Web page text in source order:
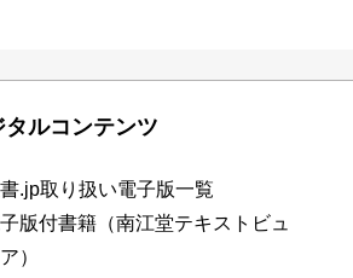
タルコンテンツ
.jp取り扱い電子版一覧
版付書籍（南江堂テキストビュ
）